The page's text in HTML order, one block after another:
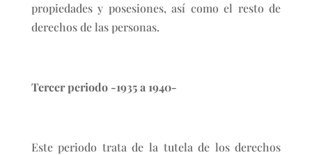
propiedades y posesiones, así como el resto de
derechos de las personas.
Tercer periodo -1935 a 1940-
Este periodo trata de la tutela de los derechos